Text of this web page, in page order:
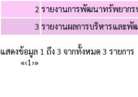
2 รายงานการพัฒนาทรัพยาก
3 รายงานผลการบริหารและ
แสดงข้อมูล 1 ถึง 3 จากทั้งหมด 3 รายการ
«‹1›»